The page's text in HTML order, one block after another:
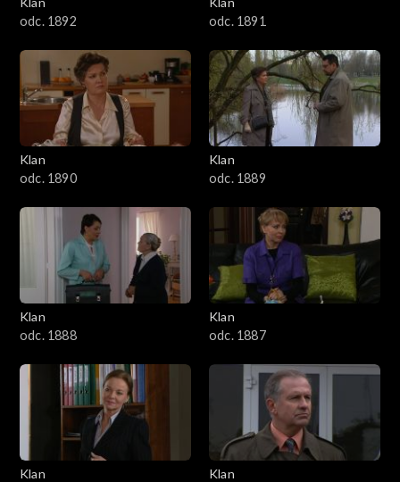
3001–3100
2901–3000
2801–2900
2701–2800
2501–2600
2401–2500
2301–2400
2201–2300
2101–2200
2001–2100
odc. 1892
odc. 1891
Klan
odc. 1890
Klan
odc. 1889
Klan
odc. 1888
Klan
odc. 1887
Klan
Klan